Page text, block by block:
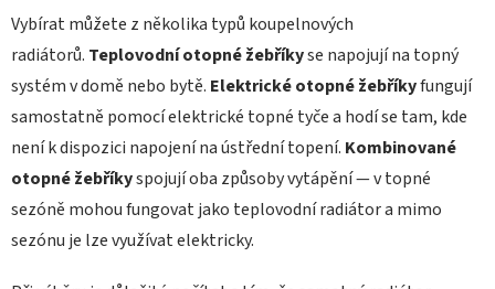
p
i
s
u
Vybírat můžete z několika typů koupelnových
radiátorů. Teplovodní otopné žebříkyse napojují na topný
systém v domě nebo bytě. Elektrické otopné žebříkyfungují
samostatně pomocí elektrické topné tyče a hodí se tam, kde
není k dispozici napojení na ústřední topení. Kombinované
otopné žebříkyspojují oba způsoby vytápění — v topné
sezóně mohou fungovat jako teplovodní radiátor a mimo
sezónu je lze využívat elektricky.